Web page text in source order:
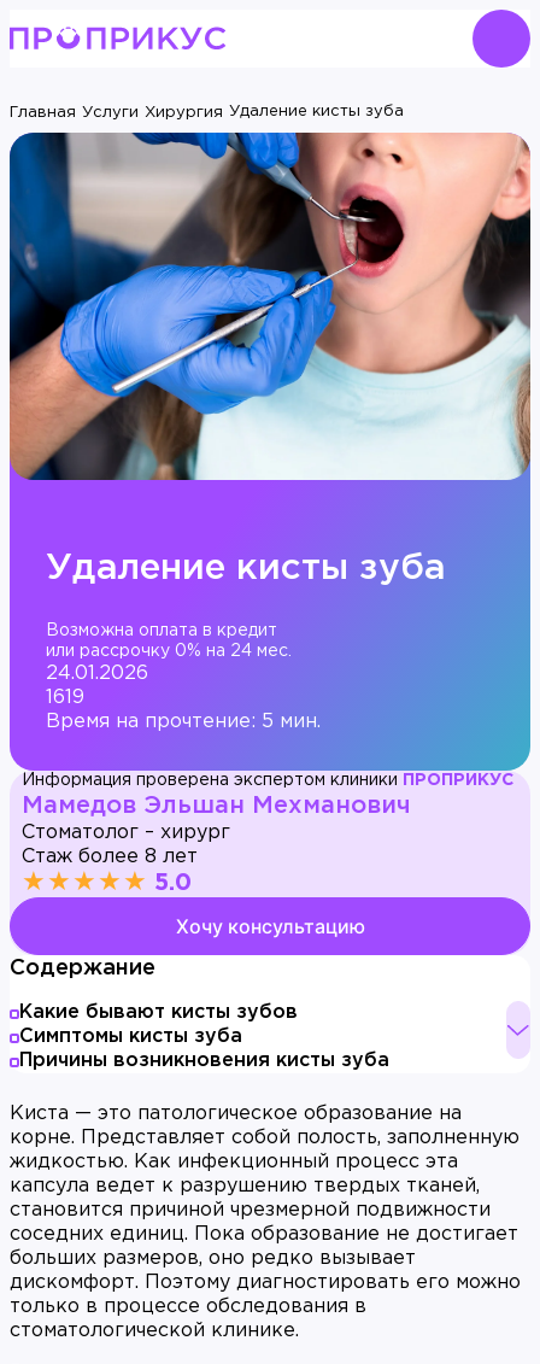
Главная Услуги Хирургия Удаление кисты зуба
Удаление кисты зуба
Возможна оплата в кредит
или рассрочку 0% на 24 мес.
24.01.2026
1619
Время на прочтение: 5 мин.
Информация проверена экспертом клиники ПРОПРИКУС
Мамедов Эльшан Мехманович
Стоматолог – хирург
Стаж более 8 лет
★★★★★ 5.0
Хочу консультацию
Содержание
Какие бывают кисты зубов
Симптомы кисты зуба
Причины возникновения кисты зуба
Киста — это патологическое образование на
корне. Представляет собой полость, заполненную
жидкостью. Как инфекционный процесс эта
капсула ведет к разрушению твердых тканей,
становится причиной чрезмерной подвижности
соседних единиц. Пока образование не достигает
больших размеров, оно редко вызывает
дискомфорт. Поэтому диагностировать его можно
только в процессе обследования в
стоматологической клинике.